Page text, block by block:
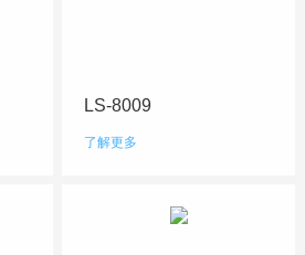
LS-8009
了解更多